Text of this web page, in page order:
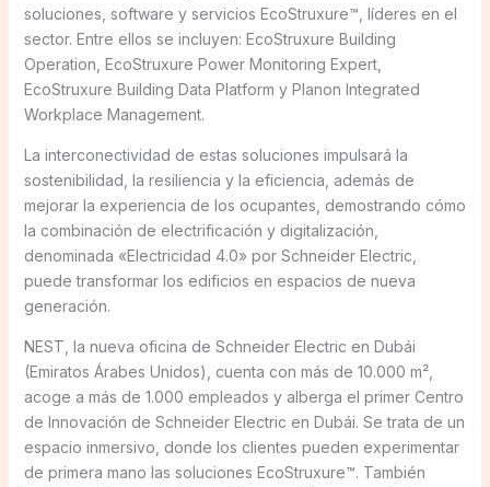
soluciones, software y servicios EcoStruxure™, líderes en el
sector. Entre ellos se incluyen: EcoStruxure Building
Operation, EcoStruxure Power Monitoring Expert,
EcoStruxure Building Data Platform y Planon Integrated
Workplace Management.
La interconectividad de estas soluciones impulsará la
sostenibilidad, la resiliencia y la eficiencia, además de
mejorar la experiencia de los ocupantes, demostrando cómo
la combinación de electrificación y digitalización,
denominada «Electricidad 4.0» por Schneider Electric,
puede transformar los edificios en espacios de nueva
generación.
NEST, la nueva oficina de Schneider Electric en Dubái
(Emiratos Árabes Unidos), cuenta con más de 10.000 m²,
acoge a más de 1.000 empleados y alberga el primer Centro
de Innovación de Schneider Electric en Dubái. Se trata de un
espacio inmersivo, donde los clientes pueden experimentar
de primera mano las soluciones EcoStruxure™. También